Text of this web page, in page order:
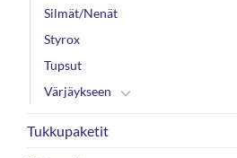
Silmät/Nenät
Styrox
Tupsut
Värjäykseen
Tukkupaketit